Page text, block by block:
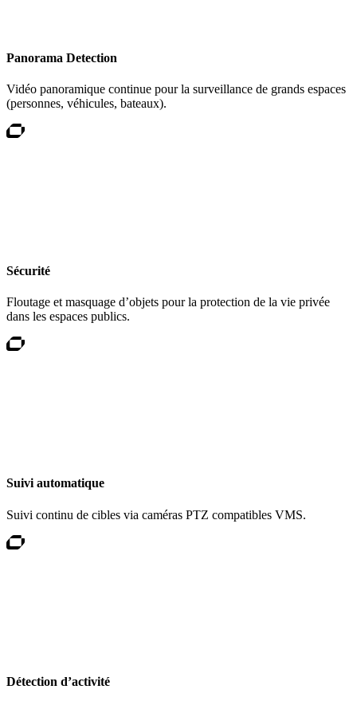
Panorama Detection
Vidéo panoramique continue pour la surveillance de grands espaces
(personnes, véhicules, bateaux).
Sécurité
Floutage et masquage d’objets pour la protection de la vie privée
dans les espaces publics.
Suivi automatique
Suivi continu de cibles via caméras PTZ compatibles VMS.
Détection d’activité